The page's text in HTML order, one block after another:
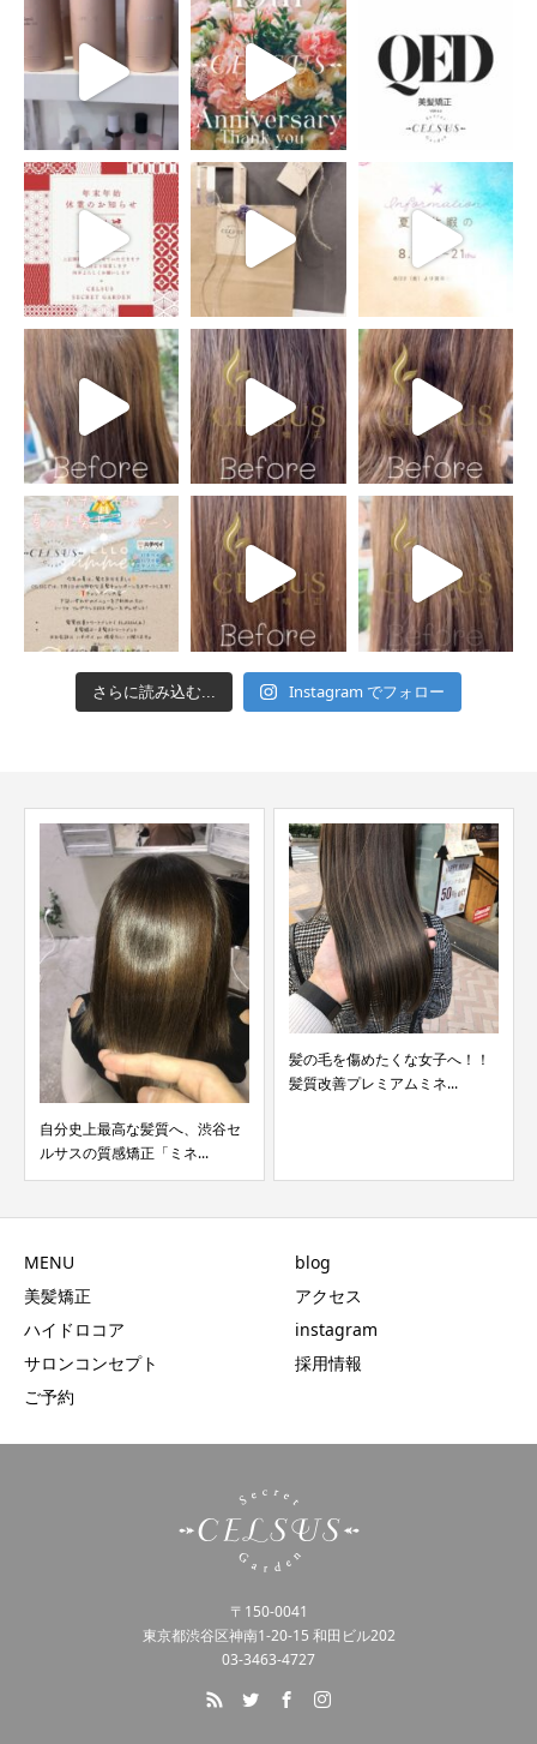
さらに読み込む... Instagram でフォロー
自分史上最高な髪質へ、渋谷セ
ルサスの質感矯正「ミネ...
髪の毛を傷めたくな女子へ！！
髪質改善プレミアムミネ...
MENU
美髪矯正
ハイドロコア
サロンコンセプト
ご予約
blog
アクセス
instagram
採用情報
〒150-0041
東京都渋谷区神南1-20-15 和田ビル202
03-3463-4727